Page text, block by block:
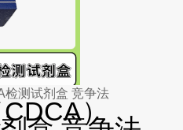
检测试剂盒 竞争法
）